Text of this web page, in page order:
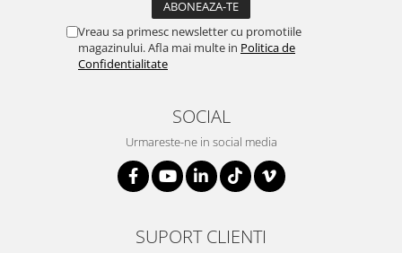
Vreau sa primesc newsletter cu promotiile
magazinului. Afla mai multe in Politica de
Confidentialitate
SOCIAL
Urmareste-ne in social media
SUPORT CLIENTI